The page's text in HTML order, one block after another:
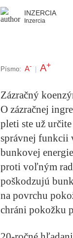
INZERCIA
Inzercia
Písmo: A- A+
Zázračný
O zázračnej
pleti ste už
správnej funkcii
bunkovej
proti voľným
poškodzujú
na povrchu
chráni pokožku